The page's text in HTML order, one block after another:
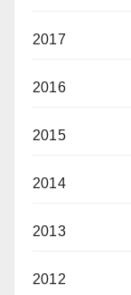
2017
2016
2015
2014
2013
2012